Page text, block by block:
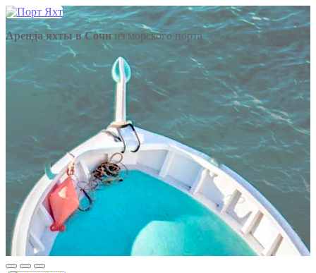
Аренда яхты в Сочииз морского порта